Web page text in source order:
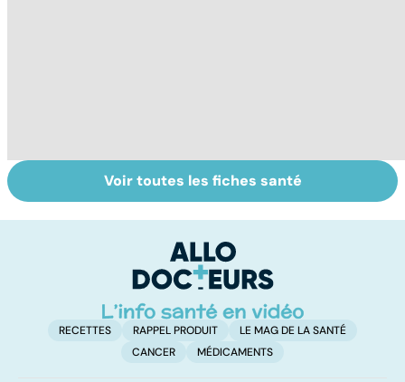
Tout savoir sur
les virus
Votre santé en
vacances
Voir toutes les fiches santé
RECETTES RAPPEL PRODUIT
LE MAG DE LA SANTÉ
CANCER
MÉDICAMENTS